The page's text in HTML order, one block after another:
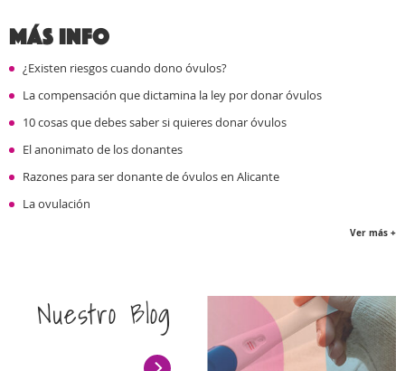
Más info
¿Existen riesgos cuando dono óvulos?
La compensación que dictamina la ley por donar óvulos
10 cosas que debes saber si quieres donar óvulos
El anonimato de los donantes
Razones para ser donante de óvulos en Alicante
La ovulación
Ver más +
Nuestro Blog